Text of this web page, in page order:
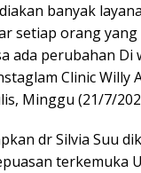
banyak
setiap orang
ada perubahan Di
Clinic Willy
Minggu (21/7/
dr Silvia Suu
terkemuka